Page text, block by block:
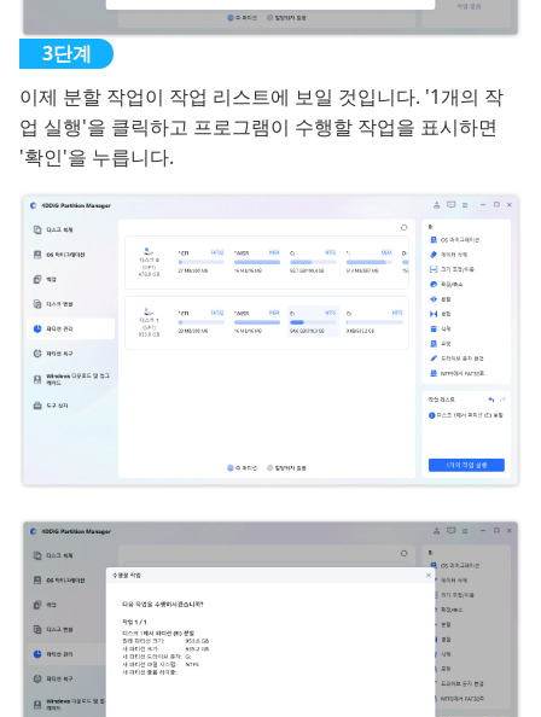
이제 분할 작업이 작업 리스트에 보일 것입니다. '1개의 작
업 실행'을 클릭하고 프로그램이 수행할 작업을 표시하면
'확인'을 누릅니다.